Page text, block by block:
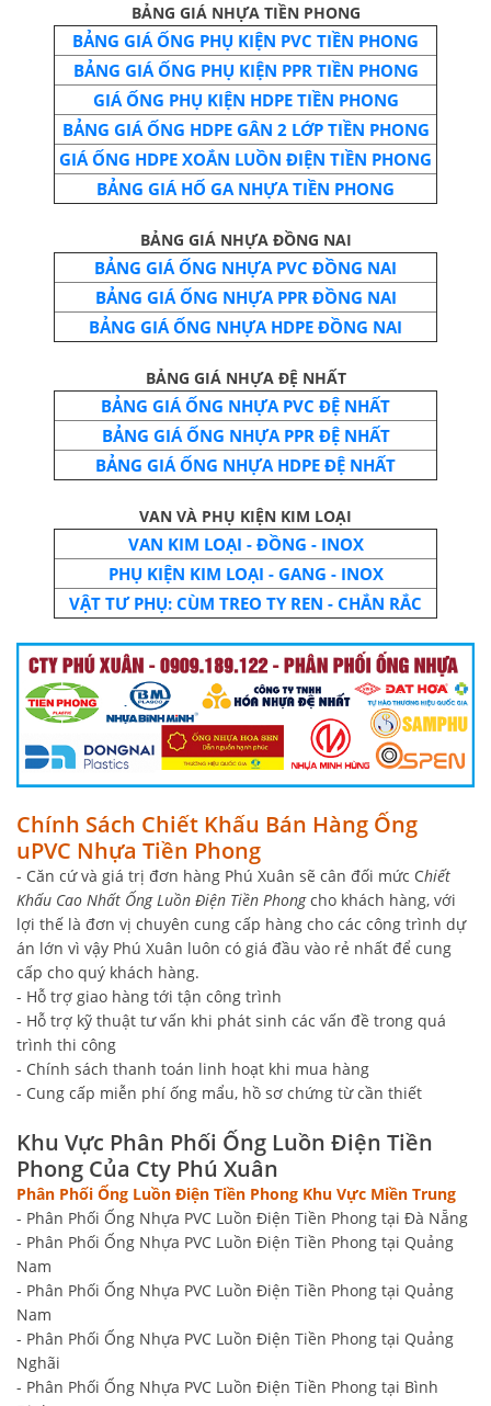
BẢNG GIÁ NHỰA TIỀN PHONG
BẢNG GIÁ ỐNG PHỤ KIỆN PVC TIỀN PHONG
BẢNG GIÁ ỐNG PHỤ KIỆN PPR TIỀN PHONG
GIÁ ỐNG PHỤ KIỆN HDPE TIỀN PHONG
BẢNG GIÁ ỐNG HDPE GÂN 2 LỚP TIỀN PHONG
GIÁ ỐNG HDPE XOẮN LUỒN ĐIỆN TIỀN PHONG
BẢNG GIÁ HỐ GA NHỰA TIỀN PHONG
BẢNG GIÁ NHỰA ĐỒNG NAI
BẢNG GIÁ ỐNG NHỰA PVC ĐỒNG NAI
BẢNG GIÁ ỐNG NHỰA PPR ĐỒNG NAI
BẢNG GIÁ ỐNG NHỰA HDPE ĐỒNG NAI
BẢNG GIÁ NHỰA ĐỆ NHẤT
BẢNG GIÁ ỐNG NHỰA PVC ĐỆ NHẤT
BẢNG GIÁ ỐNG NHỰA PPR ĐỆ NHẤT
BẢNG GIÁ ỐNG NHỰA HDPE ĐỆ NHẤT
VAN VÀ PHỤ KIỆN KIM LOẠI
VAN KIM LOẠI - ĐỒNG - INOX
PHỤ KIỆN KIM LOẠI - GANG - INOX
VẬT TƯ PHỤ: CÙM TREO TY REN - CHẮN RẮC
Chính Sách Chiết Khấu Bán Hàng Ống
uPVC Nhựa Tiền Phong
- Căn cứ và giá trị đơn hàng Phú Xuân sẽ cân đối mức Chiết
Khấu Cao Nhất Ống Luồn Điện Tiền Phongcho khách hàng, với
lợi thế là đơn vị chuyên cung cấp hàng cho các công trình dự
án lớn vì vậy Phú Xuân luôn có giá đầu vào rẻ nhất để cung
cấp cho quý khách hàng.
- Hỗ trợ giao hàng tới tận công trình
- Hỗ trợ kỹ thuật tư vấn khi phát sinh các vấn đề trong quá
trình thi công
- Chính sách thanh toán linh hoạt khi mua hàng
- Cung cấp miễn phí ống mẩu, hồ sơ chứng từ cần thiết
Khu Vực Phân Phối Ống Luồn Điện Tiền
Phong Của Cty Phú Xuân
Phân Phối Ống Luồn Điện Tiền Phong Khu Vực Miền Trung
- Phân Phối Ống Nhựa PVC Luồn Điện Tiền Phong tại Đà Nẵng
- Phân Phối Ống Nhựa PVC Luồn Điện Tiền Phong tại Quảng
Nam
- Phân Phối Ống Nhựa PVC Luồn Điện Tiền Phong tại Quảng
Nam
- Phân Phối Ống Nhựa PVC Luồn Điện Tiền Phong tại Quảng
Nghãi
- Phân Phối Ống Nhựa PVC Luồn Điện Tiền Phong tại Bình